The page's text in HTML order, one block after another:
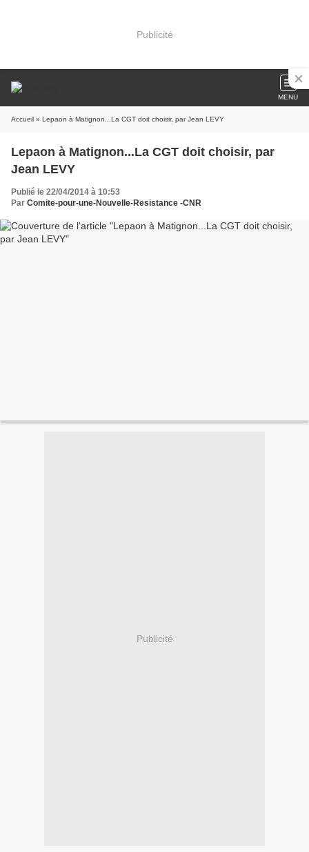
Publicité
MENU
Accueil » Lepaon à Matignon...La CGT doit choisir, par Jean LEVY
Lepaon à Matignon...La CGT doit choisir, par
Jean LEVY
Publié le 22/04/2014 à 10:53
Par Comite-pour-une-Nouvelle-Resistance -CNR
Publicité